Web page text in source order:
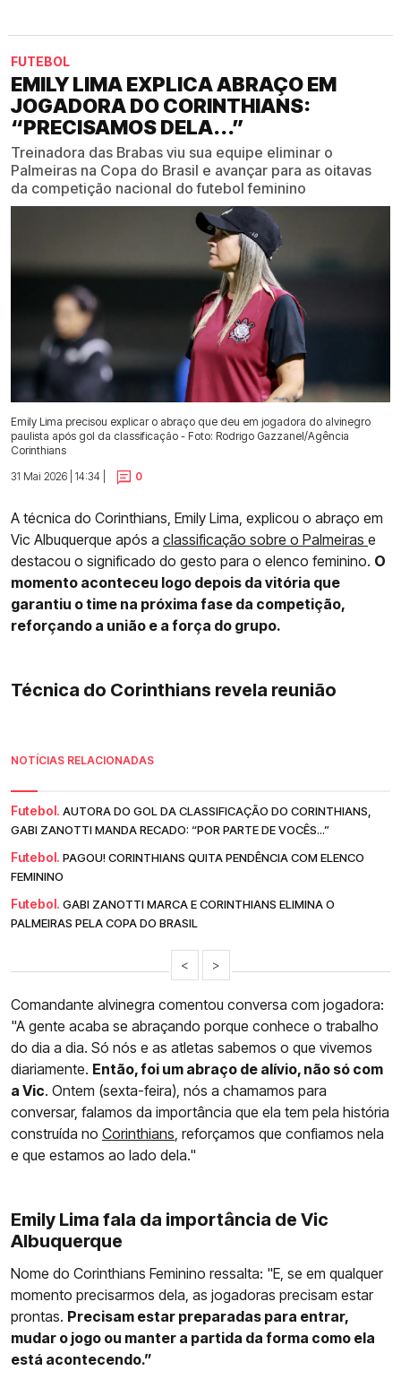
FUTEBOL
EMILY LIMA EXPLICA ABRAÇO EM
JOGADORA DO CORINTHIANS:
“PRECISAMOS DELA...”
Treinadora das Brabas viu sua equipe eliminar o
Palmeiras na Copa do Brasil e avançar para as oitavas
da competição nacional do futebol feminino
Emily Lima precisou explicar o abraço que deu em jogadora do alvinegro
paulista após gol da classificação - Foto: Rodrigo Gazzanel/Agência
Corinthians
31 Mai 2026 | 14:34 |
0
A técnica do Corinthians, Emily Lima, explicou o abraço em
Vic Albuquerque após a classificação sobre o Palmeiras e
destacou o significado do gesto para o elenco feminino. O
momento aconteceu logo depois da vitória que
garantiu o time na próxima fase da competição,
reforçando a união e a força do grupo.
Técnica do Corinthians revela reunião
NOTÍCIAS RELACIONADAS
Futebol. AUTORA DO GOL DA CLASSIFICAÇÃO DO CORINTHIANS,
GABI ZANOTTI MANDA RECADO: “POR PARTE DE VOCÊS...”
Futebol. PAGOU! CORINTHIANS QUITA PENDÊNCIA COM ELENCO
FEMININO
Futebol. GABI ZANOTTI MARCA E CORINTHIANS ELIMINA O
PALMEIRAS PELA COPA DO BRASIL
< >
Comandante alvinegra comentou conversa com jogadora:
"A gente acaba se abraçando porque conhece o trabalho
do dia a dia. Só nós e as atletas sabemos o que vivemos
diariamente. Então, foi um abraço de alívio, não só com
a Vic. Ontem (sexta-feira), nós a chamamos para
conversar, falamos da importância que ela tem pela história
construída no Corinthians , reforçamos que confiamos nela
e que estamos ao lado dela."
Emily Lima fala da importância de Vic
Albuquerque
Nome do Corinthians Feminino ressalta: "E, se em qualquer
momento precisarmos dela, as jogadoras precisam estar
prontas. Precisam estar preparadas para entrar,
mudar o jogo ou manter a partida da forma como ela
está acontecendo.”